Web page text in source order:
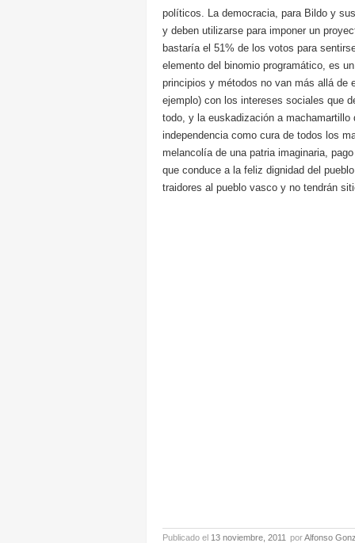
políticos. La democracia, para Bildo y
y deben utilizarse para imponer un
bastaría el 51% de los votos para
elemento del binomio programático, es
principios y métodos no van más allá de
ejemplo) con los intereses sociales que
todo, y la euskadización a
independencia como cura de todos los
melancolía de una patria imaginaria,
que conduce a la feliz dignidad del
traidores al pueblo vasco y no tendrán
Publicado el 13 noviembre, 2011 porAlfonso